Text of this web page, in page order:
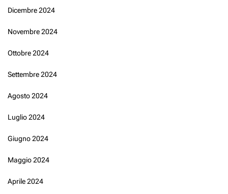
Dicembre 2024
Novembre 2024
Ottobre 2024
Settembre 2024
Agosto 2024
Luglio 2024
Giugno 2024
Maggio 2024
Aprile 2024